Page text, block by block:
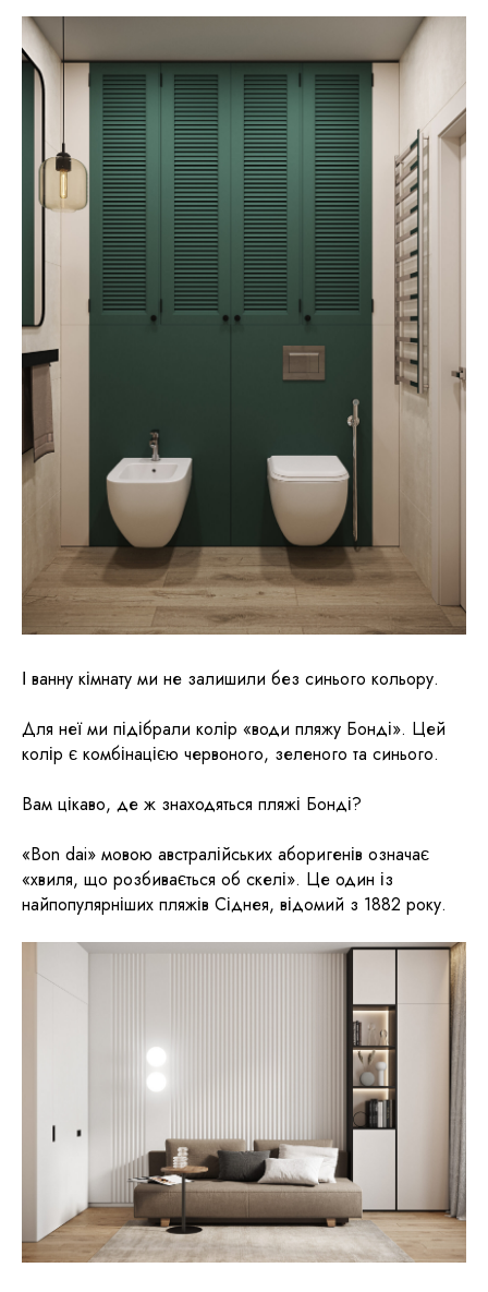
І ванну кімнату ми не залишили без синього кольору.
Для неї ми підібрали колір «води пляжу Бонді». Цей
колір є комбінацією червоного, зеленого та синього.
Вам цікаво, де ж знаходяться пляжі Бонді?
«Bon dai» мовою австралійських аборигенів означає
«хвиля, що розбивається об скелі». Це один із
найпопулярніших пляжів Сіднея, відомий з 1882 року.